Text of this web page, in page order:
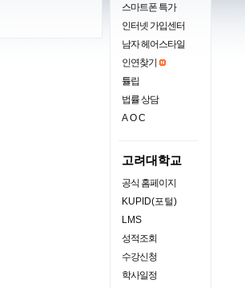
스마트폰 특가
인터넷 가입센터
남자 헤어스타일
인연찾기
튤립
법률 상담
AOC
고려대학교
공식 홈페이지
KUPID(포털)
LMS
성적조회
수강신청
학사일정